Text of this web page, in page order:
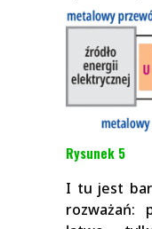
Rysunek 5
I tu jest
rozważań: